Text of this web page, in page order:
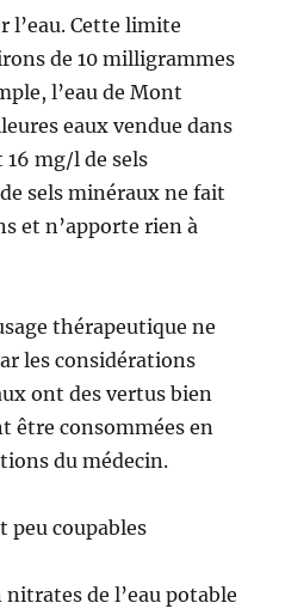
l’eau. Cette limite
de 10 milligrammes
l’eau de Mont
eaux vendue dans
mg/l de sels
sels minéraux ne fait
et n’apporte rien à
thérapeutique ne
les considérations
ont des vertus bien
être consommées en
du médecin.
peu coupables
de l’eau potable